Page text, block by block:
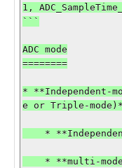
1,
```
ADC mode
========
* **Independent-
e or Triple-